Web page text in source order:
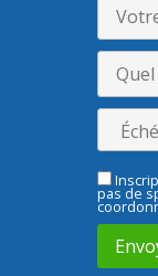
pas de